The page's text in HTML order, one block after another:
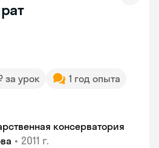
за урок
1 год опыта
консерватория
• 2011 г.